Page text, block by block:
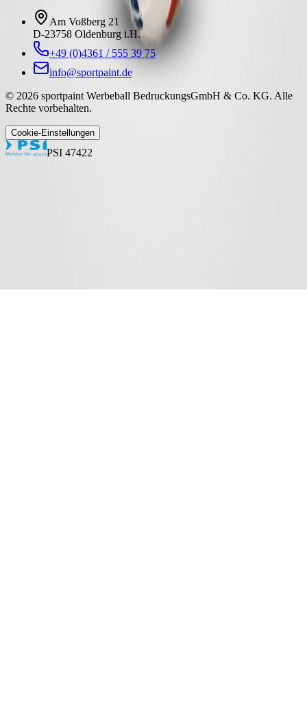
Am Voßberg 21
D-23758 Oldenburg i.H.
+49 (0)4361 / 555 39 75
info@sportpaint.de
© 2026 sportpaint Werbeball BedruckungsGmbH & Co. KG. Alle
Rechte vorbehalten.
Cookie-Einstellungen
PSI 47422